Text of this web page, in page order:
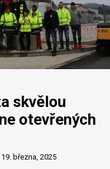
skvělou
otevřených
19. března, 2025